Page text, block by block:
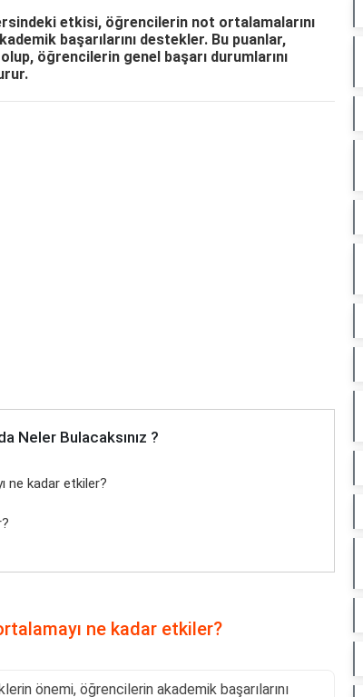
etkisi, öğrencilerin not ortalamalarını
başarılarını destekler. Bu puanlar,
öğrencilerin genel başarı durumlarını
Neler Bulacaksınız ?
ne kadar etkiler?
ne kadar etkiler?
önemi, öğrencilerin akademik başarılarını